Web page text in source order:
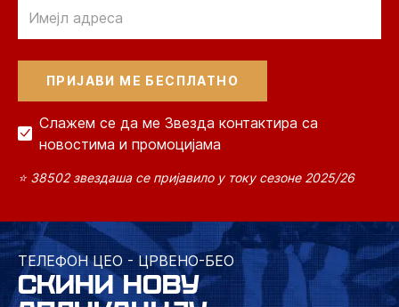
Слажем се да ме Звезда контактира са
новостима и промоцијама
⭐ 38502 звездаша се пријавило у току сезоне 2025/26
ТЕЛЕФОН ЦЕО - ЦРВЕНО-БЕО
СКИНИ НОВУ